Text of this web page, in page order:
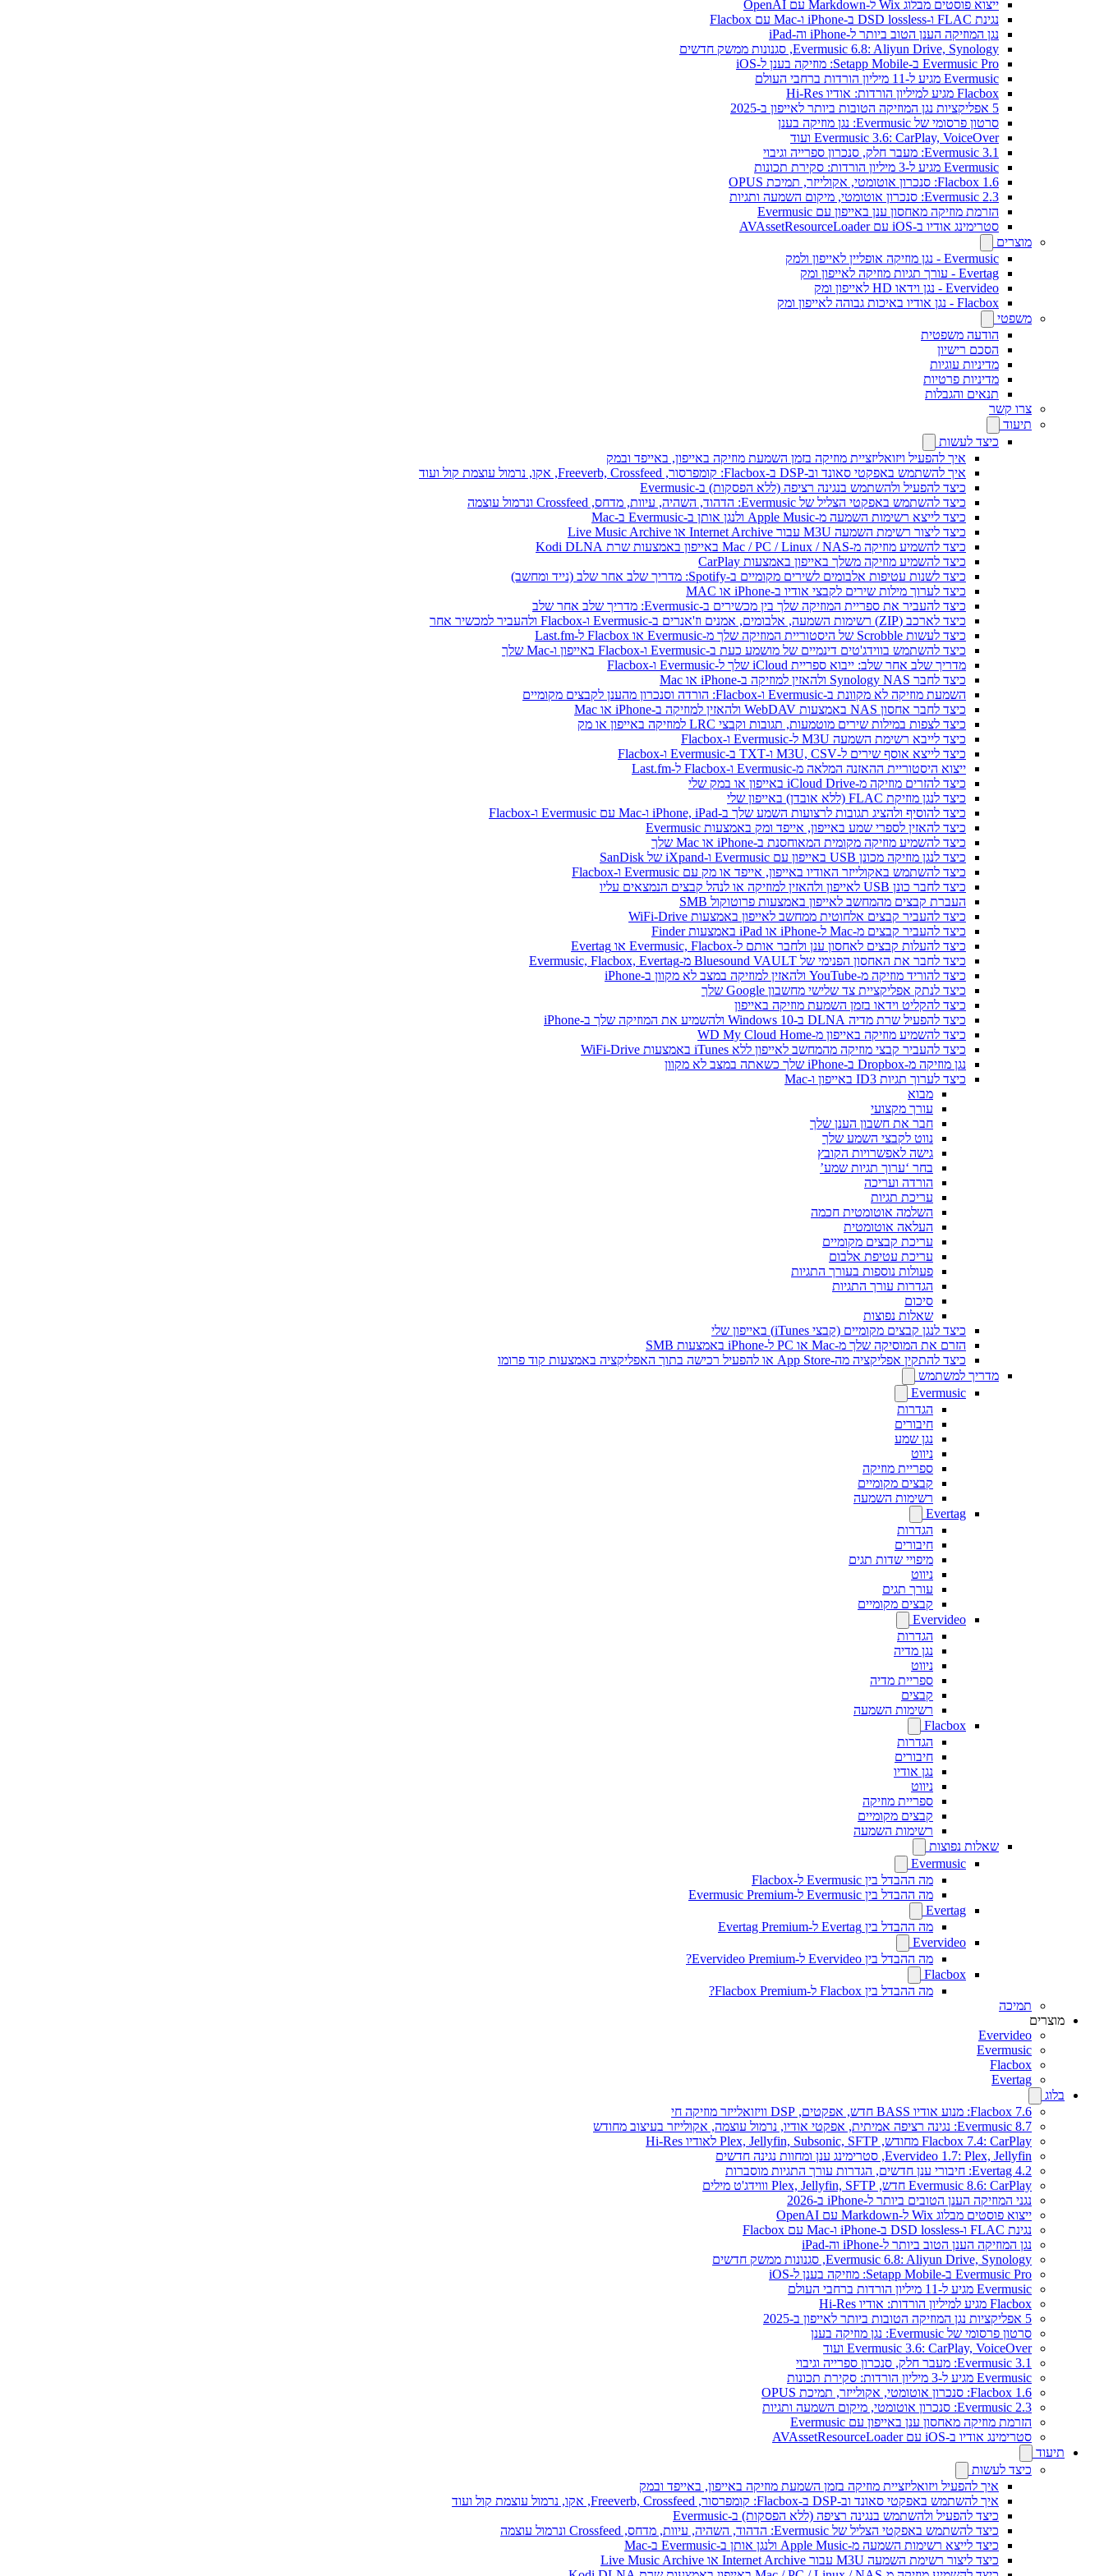
ייצוא פוסטים מבלוג Wix ל-Markdown עם OpenAI
נגינת FLAC ו-DSD lossless ב-iPhone ו-Mac עם Flacbox
נגן המוזיקה הענן הטוב ביותר ל-iPhone וה-iPad
Evermusic 6.8: Aliyun Drive, Synology, סגנונות ממשק חדשים
Evermusic Pro ב-Setapp Mobile: מוזיקה בענן ל-iOS
Evermusic מגיע ל-11 מיליון הורדות ברחבי העולם
Flacbox מגיע למיליון הורדות: אודיו Hi-Res
5 אפליקציות נגן המוזיקה הטובות ביותר לאייפון ב-2025
סרטון פרסומי של Evermusic: נגן מוזיקה בענן
Evermusic 3.6: CarPlay, VoiceOver ועוד
Evermusic 3.1: מעבר חלק, סנכרון ספרייה וגיבוי
Evermusic מגיע ל-3 מיליון הורדות: סקירת תכונות
Flacbox 1.6: סנכרון אוטומטי, אקולייזר, תמיכת OPUS
Evermusic 2.3: סנכרון אוטומטי, מיקום השמעה ותגיות
הזרמת מוזיקה מאחסון ענן באייפון עם Evermusic
סטרימינג אודיו ב-iOS עם AVAssetResourceLoader
מוצרים
Evermusic - נגן מוזיקה אופליין לאייפון ולמק
Evertag - עורך תגיות מוזיקה לאייפון ומק
Evervideo - נגן וידאו HD לאייפון ומק
Flacbox - נגן אודיו באיכות גבוהה לאייפון ומק
משפטי
הודעה משפטית
הסכם רישיון
מדיניות עוגיות
מדיניות פרטיות
תנאים והגבלות
צרו קשר
תיעוד
כיצד לעשות
איך להפעיל ויזואליזציית מוזיקה בזמן השמעת מוזיקה באייפון, באייפד ובמק
איך להשתמש באפקטי סאונד וב-DSP ב-Flacbox: קומפרסור, Freeverb, Crossfeed, אקו, נרמול עוצמת קול ועוד
כיצד להפעיל ולהשתמש בנגינה רציפה (ללא הפסקות) ב-Evermusic
כיצד להשתמש באפקטי הצליל של Evermusic: הדהוד, השהיה, עיוות, מדחס, Crossfeed ונרמול עוצמה
כיצד לייצא רשימות השמעה מ-Apple Music ולנגן אותן ב-Evermusic ב-Mac
כיצד ליצור רשימת השמעה M3U עבור Internet Archive או Live Music Archive
כיצד להשמיע מוזיקה מ-Mac / PC / Linux / NAS באייפון באמצעות שרת Kodi DLNA
כיצד להשמיע מוזיקה משלך באייפון באמצעות CarPlay
כיצד לשנות עטיפות אלבומים לשירים מקומיים ב-Spotify: מדריך שלב אחר שלב (נייד ומחשב)
כיצד לערוך מילות שירים לקבצי אודיו ב-iPhone או MAC
כיצד להעביר את ספריית המוזיקה שלך בין מכשירים ב-Evermusic: מדריך שלב אחר שלב
כיצד לארכב (ZIP) רשימות השמעה, אלבומים, אמנים וז'אנרים ב-Evermusic ו-Flacbox ולהעביר למכשיר אחר
כיצד לעשות Scrobble של היסטוריית המוזיקה שלך מ-Evermusic או Flacbox ל-Last.fm
כיצד להשתמש בווידג'טים דינמיים של מושמע כעת ב-Evermusic ו-Flacbox באייפון ו-Mac שלך
מדריך שלב אחר שלב: ייבוא ספריית iCloud שלך ל-Evermusic ו-Flacbox
כיצד לחבר Synology NAS ולהאזין למוזיקה ב-iPhone או Mac
השמעת מוזיקה לא מקוונת ב-Evermusic ו-Flacbox: הורדה וסנכרון מהענן לקבצים מקומיים
כיצד לחבר אחסון NAS באמצעות WebDAV ולהאזין למוזיקה ב-iPhone או Mac
כיצד לצפות במילות שירים מוטמעות, תגובות וקבצי LRC למוזיקה באייפון או מק
כיצד לייבא רשימת השמעה M3U ל-Evermusic ו-Flacbox
כיצד לייצא אוסף שירים ל-M3U, CSV ו-TXT ב-Evermusic ו-Flacbox
ייצוא היסטוריית ההאזנה המלאה מ-Evermusic ו-Flacbox ל-Last.fm
כיצד להזרים מוזיקה מ-iCloud Drive באייפון או במק שלי
כיצד לנגן מוזיקת FLAC (ללא אובדן) באייפון שלי
כיצד להוסיף ולהציג תגובות לרצועות השמע שלך ב-iPhone, iPad ו-Mac עם Evermusic ו-Flacbox
כיצד להאזין לספרי שמע באייפון, אייפד ומק באמצעות Evermusic
כיצד להשמיע מוזיקה מקומית המאוחסנת ב-iPhone או Mac שלך
כיצד לנגן מוזיקה מכונן USB באייפון עם Evermusic ו-iXpand של SanDisk
כיצד להשתמש באקולייזר האודיו באייפון, אייפד או מק עם Evermusic ו-Flacbox
כיצד לחבר כונן USB לאייפון ולהאזין למוזיקה או לנהל קבצים הנמצאים עליו
העברת קבצים מהמחשב לאייפון באמצעות פרוטוקול SMB
כיצד להעביר קבצים אלחוטית ממחשב לאייפון באמצעות WiFi-Drive
כיצד להעביר קבצים מ-Mac ל-iPhone או iPad באמצעות Finder
כיצד להעלות קבצים לאחסון ענן ולחבר אותם ל-Evermusic, Flacbox או Evertag
כיצד לחבר את האחסון הפנימי של Bluesound VAULT מ-Evermusic, Flacbox, Evertag
כיצד להוריד מוזיקה מ-YouTube ולהאזין למוזיקה במצב לא מקוון ב-iPhone
כיצד לנתק אפליקציית צד שלישי מחשבון Google שלך
כיצד להקליט וידאו בזמן השמעת מוזיקה באייפון
כיצד להפעיל שרת מדיה DLNA ב-Windows 10 ולהשמיע את המוזיקה שלך ב-iPhone
כיצד להשמיע מוזיקה באייפון מ-WD My Cloud Home
כיצד להעביר קבצי מוזיקה מהמחשב לאייפון ללא iTunes באמצעות WiFi-Drive
נגן מוזיקה מ-Dropbox ב-iPhone שלך כשאתה במצב לא מקוון
כיצד לערוך תגיות ID3 באייפון ו-Mac
מבוא
עורך מקצועי
חבר את חשבון הענן שלך
נווט לקבצי השמע שלך
גישה לאפשרויות הקובץ
בחר ‘ערוך תגיות שמע’
הורדה ועריכה
עריכת תגיות
השלמה אוטומטית חכמה
העלאה אוטומטית
עריכת קבצים מקומיים
עריכת עטיפת אלבום
פעולות נוספות בעורך התגיות
הגדרות עורך התגיות
סיכום
שאלות נפוצות
כיצד לנגן קבצים מקומיים (קבצי iTunes) באייפון שלי
הזרם את המוסיקה שלך מ-Mac או PC ל-iPhone באמצעות SMB
כיצד להתקין אפליקציה מה-App Store או להפעיל רכישה בתוך האפליקציה באמצעות קוד פרומו
מדריך למשתמש
Evermusic
הגדרות
חיבורים
נגן שמע
ניווט
ספריית מוזיקה
קבצים מקומיים
רשימות השמעה
Evertag
הגדרות
חיבורים
מיפויי שדות תגים
ניווט
עורך תגים
קבצים מקומיים
Evervideo
הגדרות
נגן מדיה
ניווט
ספריית מדיה
קבצים
רשימות השמעה
Flacbox
הגדרות
חיבורים
נגן אודיו
ניווט
ספריית מוזיקה
קבצים מקומיים
רשימות השמעה
שאלות נפוצות
Evermusic
מה ההבדל בין Evermusic ל-Flacbox
מה ההבדל בין Evermusic ל-Evermusic Premium
Evertag
מה ההבדל בין Evertag ל-Evertag Premium
Evervideo
מה ההבדל בין Evervideo ל-Evervideo Premium?
Flacbox
מה ההבדל בין Flacbox ל-Flacbox Premium?
תמיכה
מוצרים
Evervideo
Evermusic
Flacbox
Evertag
בלוג
Flacbox 7.6: מנוע אודיו BASS חדש, אפקטים, DSP וויזואלייזר מוזיקה חי
Evermusic 8.7: נגינה רציפה אמיתית, אפקטי אודיו, נרמול עוצמה, אקולייזר בעיצוב מחודש
Flacbox 7.4: CarPlay מחודש, Plex, Jellyfin, Subsonic, SFTP לאודיו Hi-Res
Evervideo 1.7: Plex, Jellyfin, סטרימינג ענן ומחוות נגינה חדשים
Evertag 4.2: חיבורי ענן חדשים, הגדרות עורך התגיות מוסברות
Evermusic 8.6: CarPlay חדש, Plex, Jellyfin, SFTP וווידג'ט מילים
נגני המוזיקה הענן הטובים ביותר ל-iPhone ב-2026
ייצוא פוסטים מבלוג Wix ל-Markdown עם OpenAI
נגינת FLAC ו-DSD lossless ב-iPhone ו-Mac עם Flacbox
נגן המוזיקה הענן הטוב ביותר ל-iPhone וה-iPad
Evermusic 6.8: Aliyun Drive, Synology, סגנונות ממשק חדשים
Evermusic Pro ב-Setapp Mobile: מוזיקה בענן ל-iOS
Evermusic מגיע ל-11 מיליון הורדות ברחבי העולם
Flacbox מגיע למיליון הורדות: אודיו Hi-Res
5 אפליקציות נגן המוזיקה הטובות ביותר לאייפון ב-2025
סרטון פרסומי של Evermusic: נגן מוזיקה בענן
Evermusic 3.6: CarPlay, VoiceOver ועוד
Evermusic 3.1: מעבר חלק, סנכרון ספרייה וגיבוי
Evermusic מגיע ל-3 מיליון הורדות: סקירת תכונות
Flacbox 1.6: סנכרון אוטומטי, אקולייזר, תמיכת OPUS
Evermusic 2.3: סנכרון אוטומטי, מיקום השמעה ותגיות
הזרמת מוזיקה מאחסון ענן באייפון עם Evermusic
סטרימינג אודיו ב-iOS עם AVAssetResourceLoader
תיעוד
כיצד לעשות
איך להפעיל ויזואליזציית מוזיקה בזמן השמעת מוזיקה באייפון, באייפד ובמק
איך להשתמש באפקטי סאונד וב-DSP ב-Flacbox: קומפרסור, Freeverb, Crossfeed, אקו, נרמול עוצמת קול ועוד
כיצד להפעיל ולהשתמש בנגינה רציפה (ללא הפסקות) ב-Evermusic
כיצד להשתמש באפקטי הצליל של Evermusic: הדהוד, השהיה, עיוות, מדחס, Crossfeed ונרמול עוצמה
כיצד לייצא רשימות השמעה מ-Apple Music ולנגן אותן ב-Evermusic ב-Mac
כיצד ליצור רשימת השמעה M3U עבור Internet Archive או Live Music Archive